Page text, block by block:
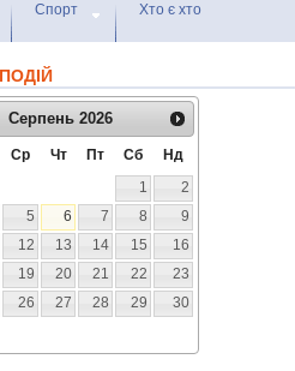
Спорт Хто є хто
Серпень 2026
Ср Чт Пт Сб
Нд
1
2
5 6 7 8
9
12 13 14 15
16
19 20 21 22
23
26 27 28 29
30